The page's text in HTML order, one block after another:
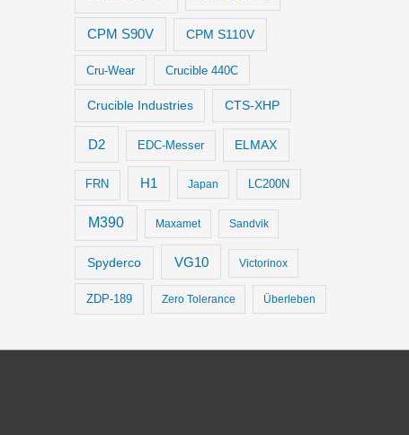
CPM S90V CPM S110V
Cru-Wear Crucible 440C
Crucible Industries CTS-XHP
D2 EDC-Messer ELMAX
FRN H1 Japan LC200N
M390 Maxamet Sandvik
Spyderco VG10 Victorinox
ZDP-189 Zero Tolerance Überleben